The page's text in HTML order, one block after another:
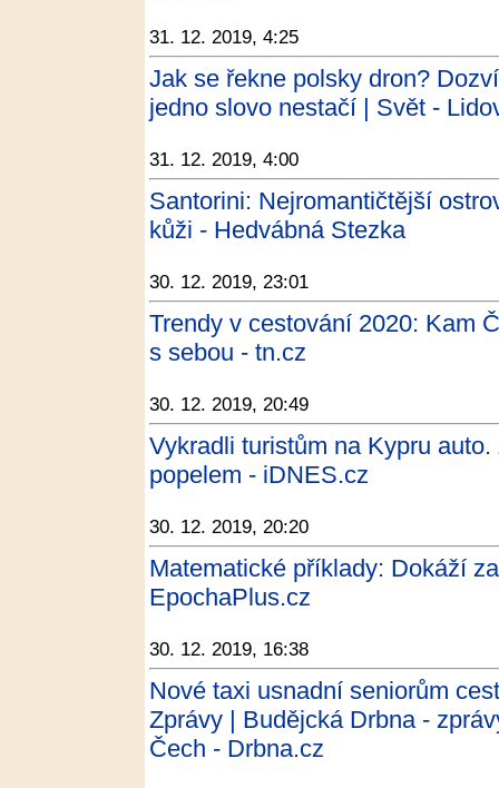
31. 12. 2019, 4:25
Jak se řekne polsky dron?
jedno slovo nestačí | Svět -
31. 12. 2019, 4:00
Santorini: Nejromantičtější
kůži - Hedvábná Stezka
30. 12. 2019, 23:01
Trendy v cestování 2020: Kam
s sebou - tn.cz
30. 12. 2019, 20:49
Vykradli turistům na Kypru
popelem - iDNES.cz
30. 12. 2019, 20:20
Matematické příklady: Dokáží
EpochaPlus.cz
30. 12. 2019, 16:38
Nové taxi usnadní seniorům
Zprávy | Budějcká Drbna -
Čech - Drbna.cz